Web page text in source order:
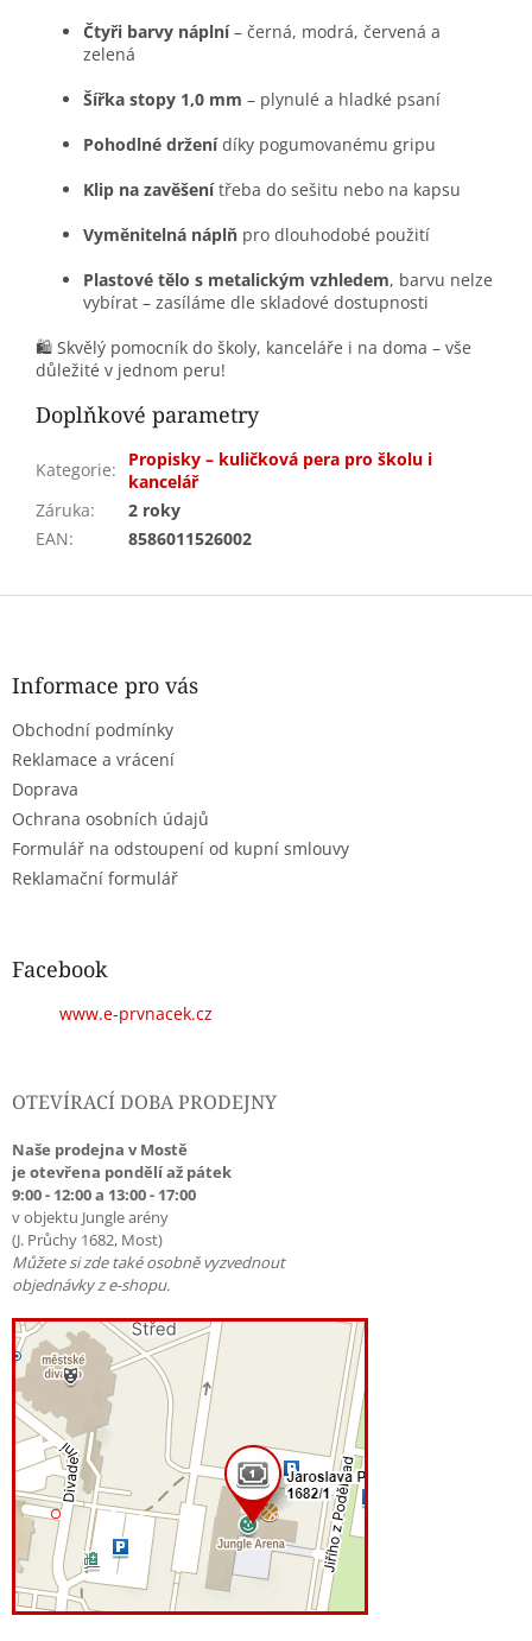
Čtyři barvy náplní– černá, modrá, červená a
zelená
Šířka stopy 1,0 mm – plynulé a hladké psaní
Pohodlné drženídíky pogumovanému gripu
Klip na zavěšenítřeba do sešitu nebo na kapsu
Vyměnitelná náplň pro dlouhodobé použití
Plastové tělo s metalickým vzhledem, barvu nelze
vybírat – zasíláme dle skladové dostupnosti
🛍️ Skvělý pomocník do školy, kanceláře i na doma – vše
důležité v jednom peru!
Doplňkové parametry
Kategorie:
Propisky – kuličková pera pro školu i
kancelář
Záruka:
2 roky
EAN: 8586011526002
Z
Informace pro vás
Obchodní podmínky
Reklamace a vrácení
Doprava
Ochrana osobních údajů
Formulář na odstoupení od kupní smlouvy
Reklamační formulář
Facebook
www.e-prvnacek.cz
OTEVÍRACÍ DOBA PRODEJNY
Naše prodejna v Mostě
je otevřena pondělí až pátek
9:00 - 12:00 a 13:00 - 17:00
v objektu Jungle arény
(J. Průchy 1682, Most)
Můžete si zde také osobně vyzvednout
objednávky z e-shopu.